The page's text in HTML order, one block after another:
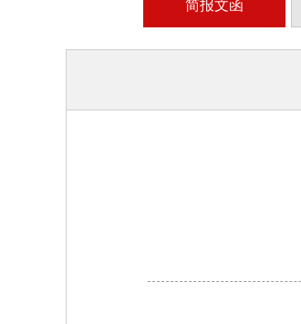
简报文函